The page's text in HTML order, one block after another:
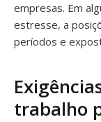
empresas. Em
estresse, a
períodos e
trabalho